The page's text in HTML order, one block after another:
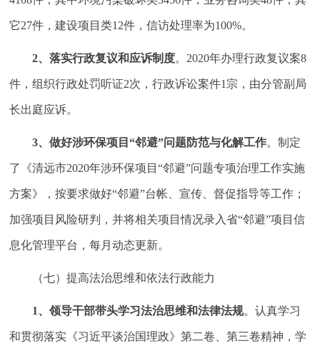
它27件，建设项目类12件，信访处理率为100%。
2、落实行政复议和应诉制度。2020年办理行政复议案8
件，组织行政处罚听证2次，行政诉讼案件1宗，由分管副局
长出庭应诉。
3、做好涉环保项目“邻避”问题防范与化解工作。制定
了《清远市2020年涉环保项目“邻避”问题专项治理工作实施
方案》，按要求做好“邻避”台帐、宣传、督促指导等工作；
加强项目风险研判，并将相关项目情况录入省“邻避”项目信
息化管理平台，每月动态更新。
（七）提高法治思维和依法行政能力
1、领导干部带头学习法治思维和法律法规。认真学习
和贯彻落实《习近平谈治国理政》第二卷、第三卷精神，学